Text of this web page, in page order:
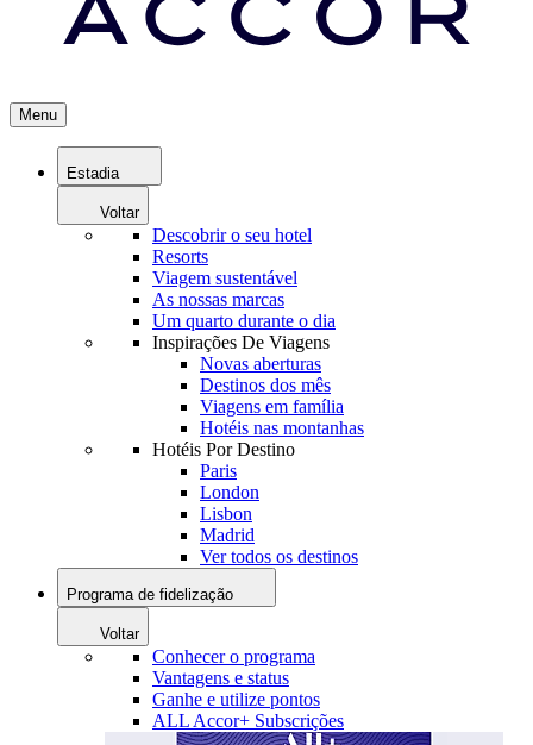
Menu
Estadia
Voltar
Descobrir o seu hotel
Resorts
Viagem sustentável
As nossas marcas
Um quarto durante o dia
Inspirações De Viagens
Novas aberturas
Destinos dos mês
Viagens em família
Hotéis nas montanhas
Hotéis Por Destino
Paris
London
Lisbon
Madrid
Ver todos os destinos
Programa de fidelização
Voltar
Conhecer o programa
Vantagens e status
Ganhe e utilize pontos
ALL Accor+ Subscrições